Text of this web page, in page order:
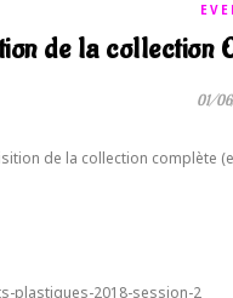
de la collection
01/
de la collection
plastiques-2018-session-2